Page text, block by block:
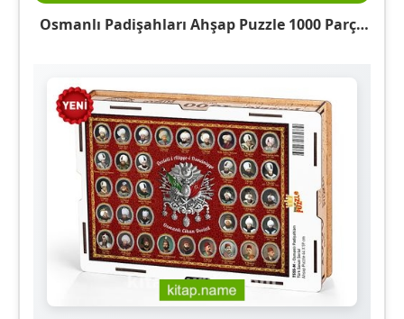
Osmanlı Padişahları Ahşap Puzzle 1000 Parça